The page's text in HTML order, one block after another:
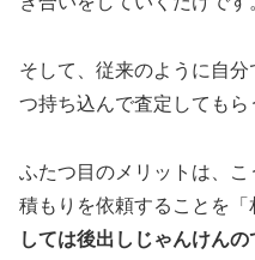
そして、従来のように自
つ持ち込んで査定してもら
ふたつ目のメリットは、
積もりを依頼することを「
しては後出しじゃんけん